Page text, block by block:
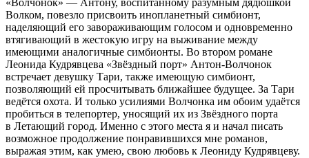
«Волчонок» — Антону, воспитанному разумным дядюшкой
Волком, повезло присвоить инопланетный симбионт,
наделяющий его завораживающим голосом и одновременно
втягивающий в жестокую игру на выживание между
имеющими аналогичные симбионты. Во втором романе
Леонида Кудрявцева «Звёздный порт» Антон-Волчонок
встречает девушку Тари, также имеющую симбионт,
позволяющий ей просчитывать ближайшее будущее. За Тари
ведётся охота. И только усилиями Волчонка им обоим удаётся
пробиться в телепортер, уносящий их из Звёздного порта
в Летающий город. Именно с этого места я и начал писать
возможное продолжение понравившихся мне романов,
выражая этим, как умею, свою любовь к Леониду Кудрявцеву.